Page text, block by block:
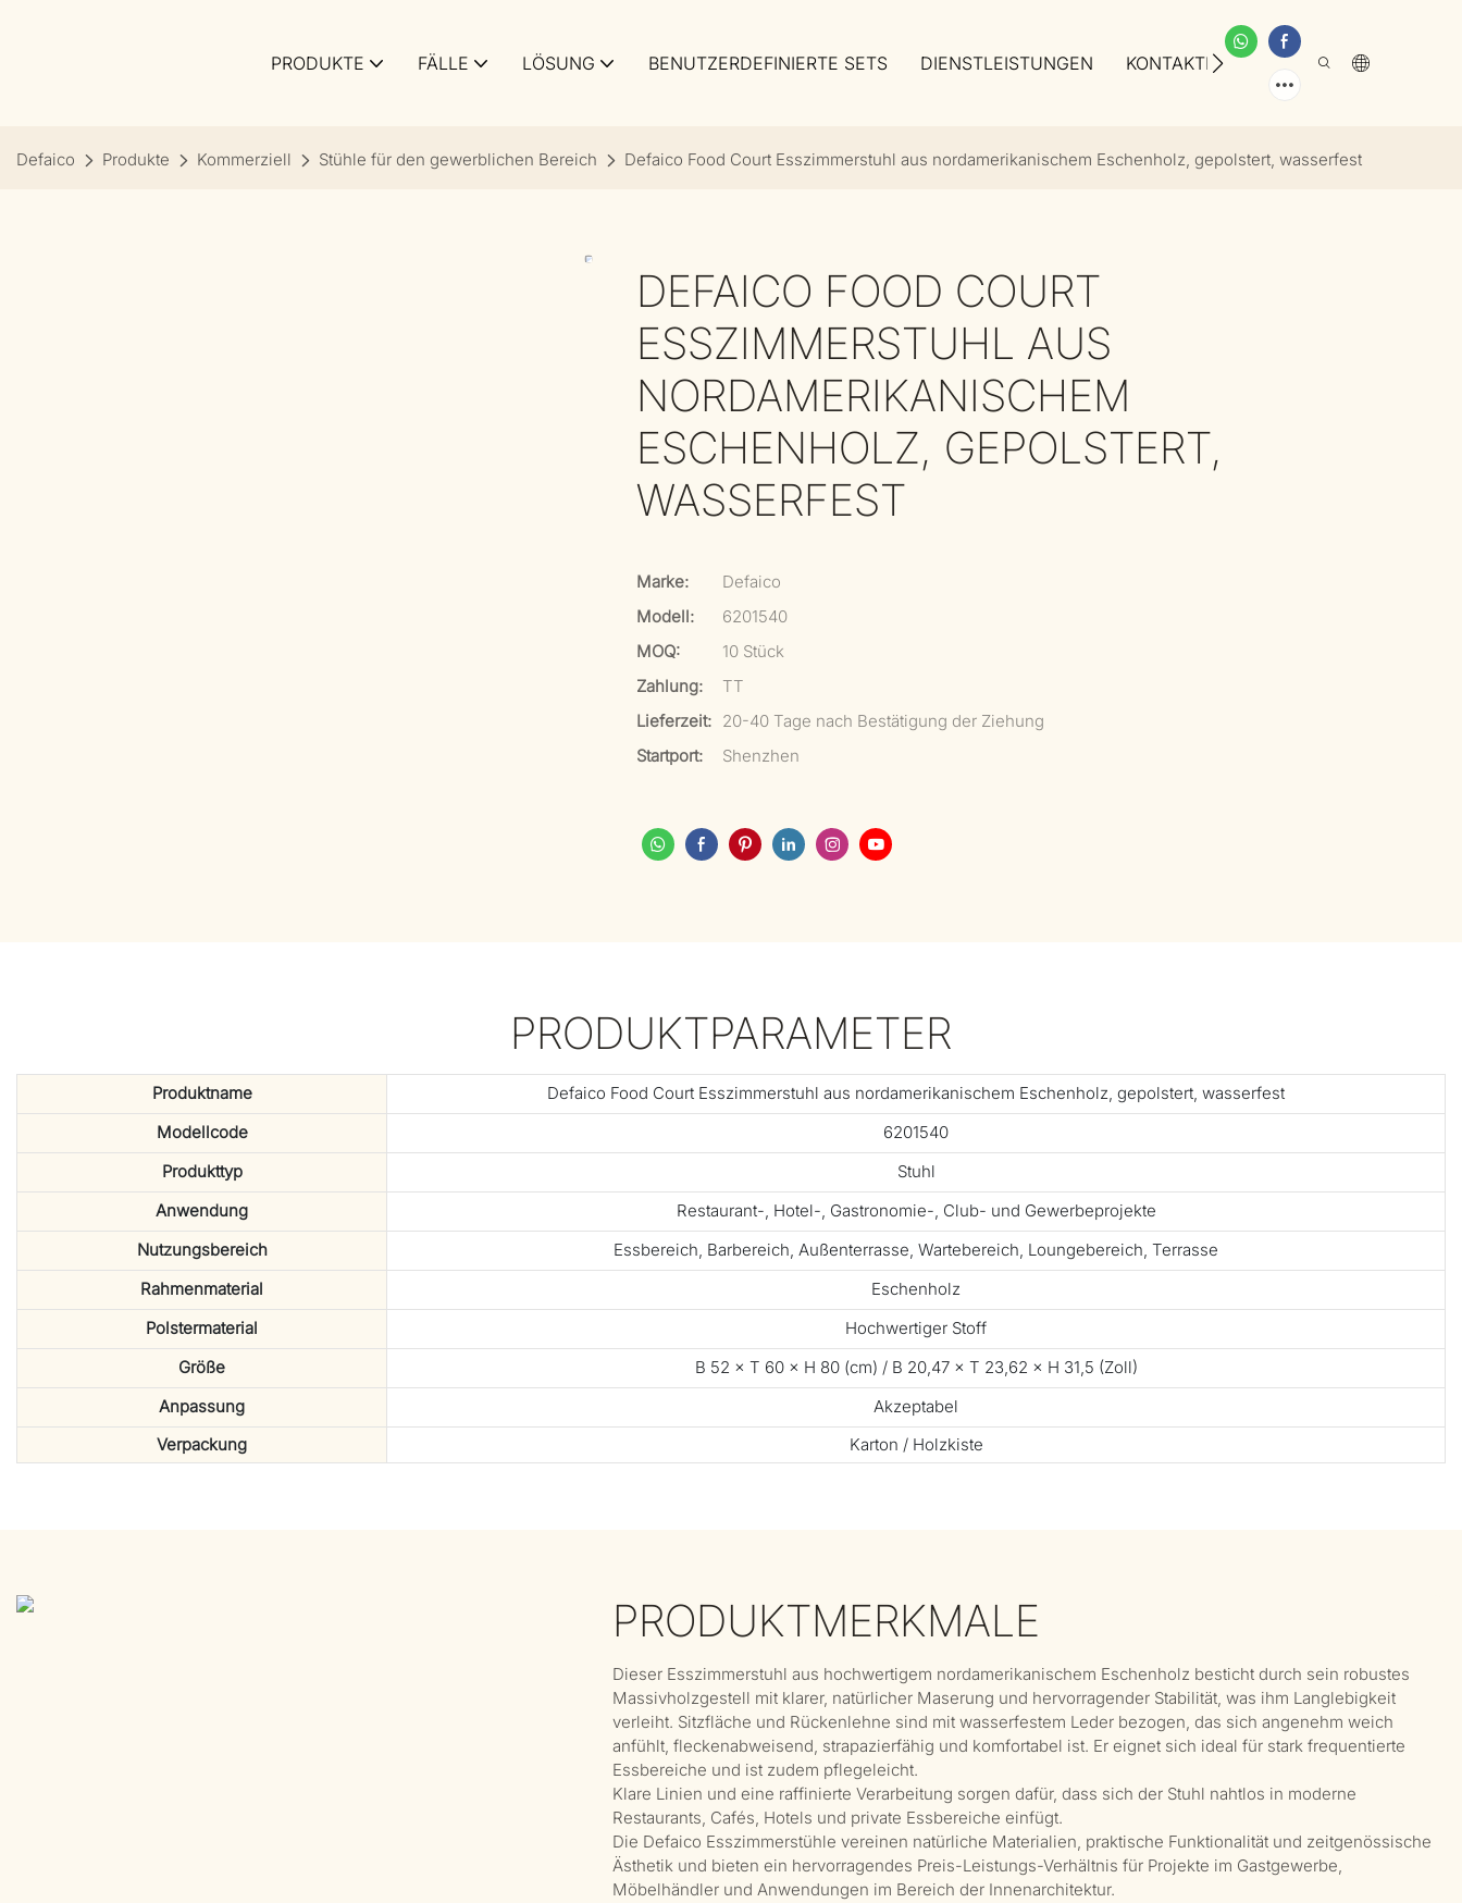
PRODUKTE FÄLLE LÖSUNG BENUTZERDEFINIERTE SETS DIENSTLEISTUNGEN KONTAKTIEREN SIE UNS ÜBER UNS
Defaico Produkte Kommerziell Stühle für den gewerblichen Bereich Defaico Food Court Esszimmerstuhl aus nordamerikanischem Eschenholz, gepolstert, wasserfest
DEFAICO FOOD COURT
ESSZIMMERSTUHL AUS
NORDAMERIKANISCHEM
ESCHENHOLZ, GEPOLSTERT,
WASSERFEST
Marke:
Defaico
Modell:
6201540
MOQ:
10 Stück
Zahlung:
TT
Lieferzeit: 20-40 Tage nach Bestätigung der Ziehung
Startport:
Shenzhen
PRODUKTPARAMETER
Produktname
Defaico Food Court Esszimmerstuhl aus nordamerikanischem Eschenholz, gepolstert, wasserfest
Modellcode
6201540
Produkttyp
Stuhl
Anwendung
Restaurant-, Hotel-, Gastronomie-, Club- und Gewerbeprojekte
Nutzungsbereich
Essbereich, Barbereich, Außenterrasse, Wartebereich, Loungebereich, Terrasse
Rahmenmaterial
Eschenholz
Polstermaterial
Hochwertiger Stoff
Größe
B 52 × T 60 × H 80 (cm) / B 20,47 × T 23,62 × H 31,5 (Zoll)
Anpassung
Akzeptabel
Verpackung
Karton / Holzkiste
PRODUKTMERKMALE
Dieser Esszimmerstuhl aus hochwertigem nordamerikanischem Eschenholz besticht durch sein robustes
Massivholzgestell mit klarer, natürlicher Maserung und hervorragender Stabilität, was ihm Langlebigkeit
verleiht. Sitzfläche und Rückenlehne sind mit wasserfestem Leder bezogen, das sich angenehm weich
anfühlt, fleckenabweisend, strapazierfähig und komfortabel ist. Er eignet sich ideal für stark frequentierte
Essbereiche und ist zudem pflegeleicht.
Klare Linien und eine raffinierte Verarbeitung sorgen dafür, dass sich der Stuhl nahtlos in moderne
Restaurants, Cafés, Hotels und private Essbereiche einfügt.
Die Defaico Esszimmerstühle vereinen natürliche Materialien, praktische Funktionalität und zeitgenössische
Ästhetik und bieten ein hervorragendes Preis-Leistungs-Verhältnis für Projekte im Gastgewerbe,
Möbelhändler und Anwendungen im Bereich der Innenarchitektur.